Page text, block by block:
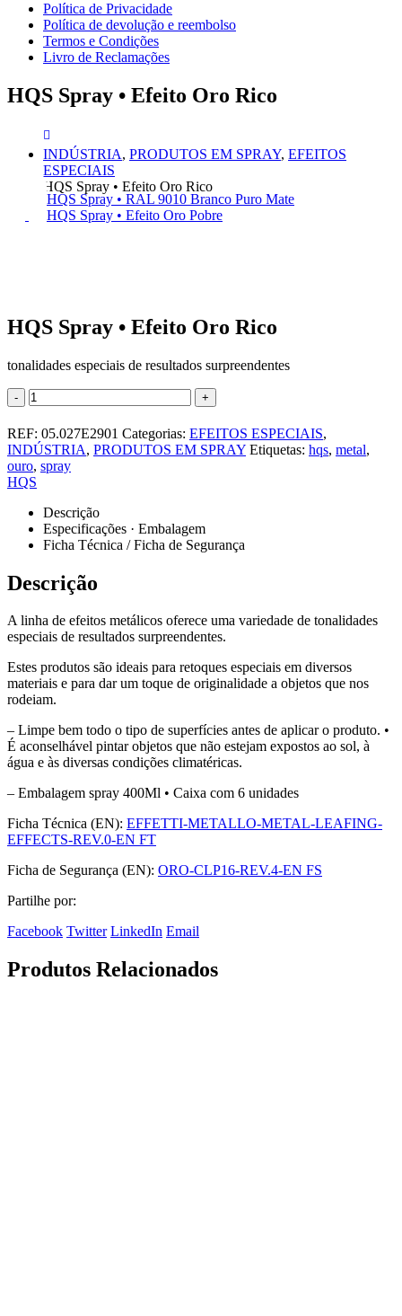
Política de Privacidade
Política de devolução e reembolso
Termos e Condições
Livro de Reclamações
HQS Spray • Efeito Oro Rico
INDÚSTRIA, PRODUTOS EM SPRAY, EFEITOS
ESPECIAIS
HQS Spray • Efeito Oro Rico
HQS Spray • RAL 9010 Branco Puro Mate
HQS Spray • Efeito Oro Pobre
HQS Spray • Efeito Oro Rico
tonalidades especiais de resultados surpreendentes
- +
REF: 05.027E2901 Categorias: EFEITOS ESPECIAIS,
INDÚSTRIA, PRODUTOS EM SPRAY Etiquetas: hqs, metal,
ouro, spray
HQS
Descrição
Especificações · Embalagem
Ficha Técnica / Ficha de Segurança
Descrição
A linha de efeitos metálicos oferece uma variedade de tonalidades
especiais de resultados surpreendentes.
Estes produtos são ideais para retoques especiais em diversos
materiais e para dar um toque de originalidade a objetos que nos
rodeiam.
– Limpe bem todo o tipo de superfícies antes de aplicar o produto. •
É aconselhável pintar objetos que não estejam expostos ao sol, à
água e às diversas condições climatéricas.
– Embalagem spray 400Ml • Caixa com 6 unidades
Ficha Técnica (EN): EFFETTI-METALLO-METAL-LEAFING-
EFFECTS-REV.0-EN FT
Ficha de Segurança (EN): ORO-CLP16-REV.4-EN FS
Partilhe por:
Facebook Twitter LinkedIn Email
Produtos Relacionados